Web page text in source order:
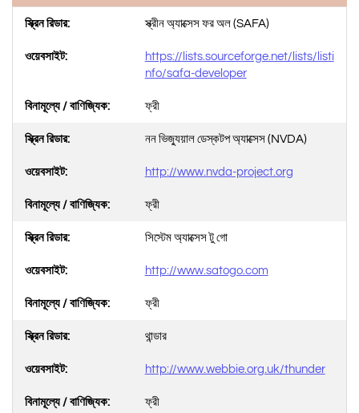
স্ক্রীন অ্যাক্সেস ফর অল (SAFA)
https://lists.sourceforge.net/lists/listi
nfo/safa-developer
ফ্রী
নন ভিজ্যুয়াল ডেস্কটপ অ্যাক্সেস (NVDA)
http://www.nvda-project.org
ফ্রী
সিস্টেম অ্যাক্সেস টু গো
http://www.satogo.com
ফ্রী
থান্ডার
http://www.webbie.org.uk/thunder
ফ্রী